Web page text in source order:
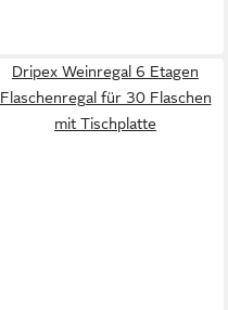
Dripex Weinregal 6 Etagen
Flaschenregal für 30 Flaschen
mit Tischplatte